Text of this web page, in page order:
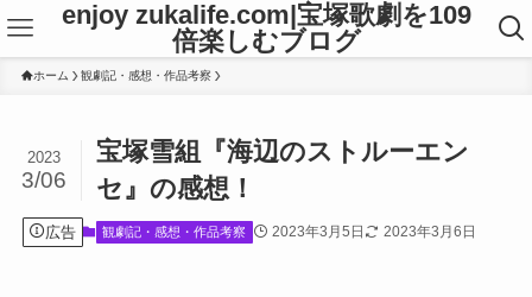
enjoy zukalife.com|宝塚歌劇を109
倍楽しむブログ
ホーム 観劇記・感想・作品考察
宝塚雪組『海辺のストルーエン
セ』の感想！
2023
3/06
広告 観劇記・感想・作品考察 2023年3月5日 2023年3月6日